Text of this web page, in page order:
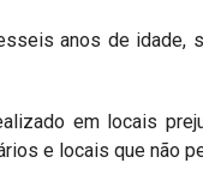
anos de idade,
em locais
e locais que não